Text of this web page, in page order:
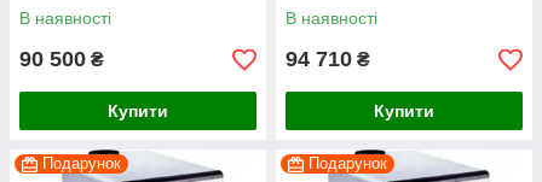
В наявності
90 500 ₴
Купити
В наявності
94 710 ₴
Купити
Подарунок Подарунок